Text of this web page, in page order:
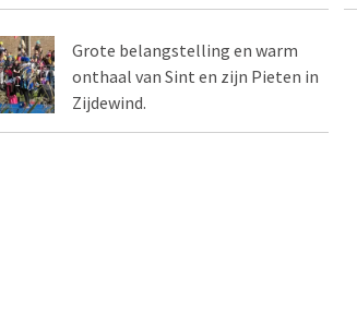
Grote belangstelling en warm
onthaal van Sint en zijn Pieten in
Zijdewind.